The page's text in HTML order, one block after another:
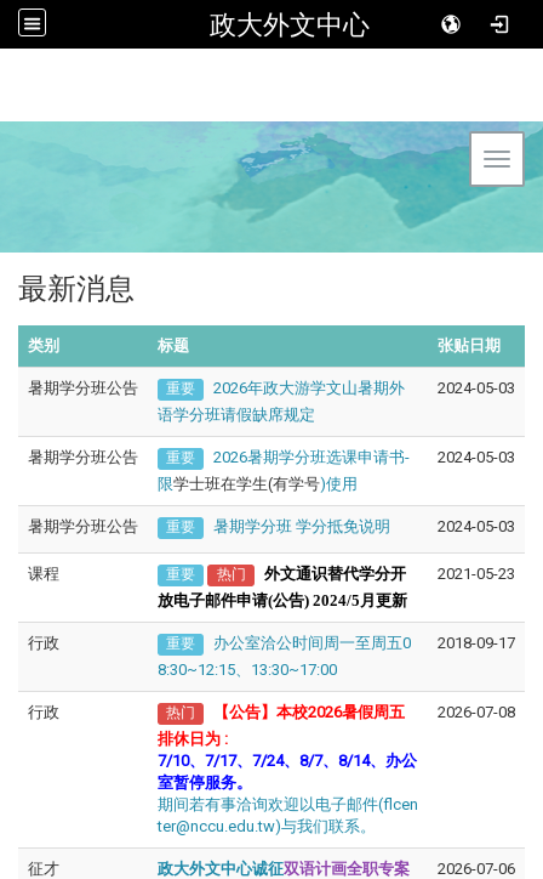
政大外文中心
最新消息
类别 标题 张贴日期
暑期学分班公告 重要
2026年政大游学文山暑期外
语学分班请假缺席规定
2024-05-03
暑期学分班公告 重要
2026暑期学分班选课申请书-
限学士班在学生(有学号)使用
2024-05-03
暑期学分班公告 重要 暑期学分班 学分抵免说明 2024-05-03
课程 重要 热门
外文通识替代学分开
放电子邮件申请(公告) 2024/5月更新
2021-05-23
行政 重要
办公室洽公时间周一至周五0
8:30~12:15、13:30~17:00
2018-09-17
行政 热门
【公告】本校2026暑假周五
排休日为 :
7/10、7/17、7/24、8/7、8/14、办公
室暂停服务。
期间若有事洽询欢迎以电子邮件(flcen
ter@nccu.edu.tw)与我们联系。
2026-07-08
征才 政大外文中心诚征双语计画全职专案
2026-07-06